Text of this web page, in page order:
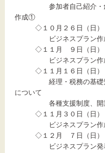
参加者自己紹介・創
作成①
◇１０月２６日（日）
ビジネスプラン作
◇１１月 ９日（日）
ビジネスプラン作
◇１１月１６日（日）
経理・税務の基礎知
について
各種支援制度、
◇１１月３０日（日）
ビジネスプラン作
◇１２月 ７日（日）
ビジネスプラン発表